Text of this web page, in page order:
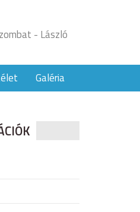
- László
Galéria